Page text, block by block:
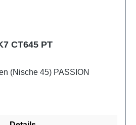
CT645 PT
(Nische 45) PASSION